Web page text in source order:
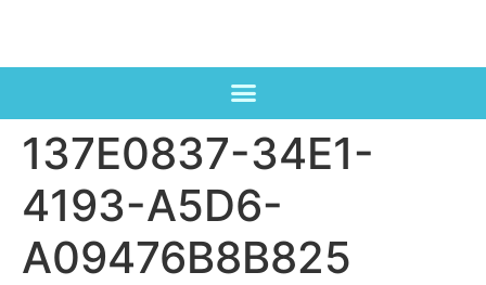
137E0837-34E1-
4193-A5D6-
A09476B8B825